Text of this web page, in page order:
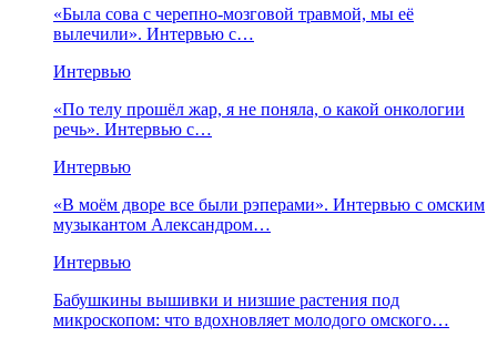
«Была сова с черепно-мозговой травмой, мы её
вылечили». Интервью с…
Интервью
«По телу прошёл жар, я не поняла, о какой онкологии
речь». Интервью с…
Интервью
«В моём дворе все были рэперами». Интервью с омским
музыкантом Александром…
Интервью
Бабушкины вышивки и низшие растения под
микроскопом: что вдохновляет молодого омского…